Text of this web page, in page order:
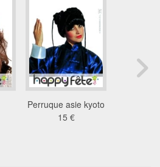
Perruque asie kyoto
15 €